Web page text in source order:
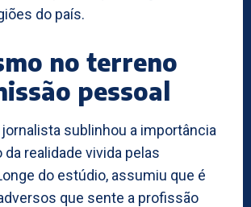
do país.
no terreno
pessoal
jornalista sublinhou a importância
realidade vivida pelas
do estúdio, assumiu que é
que sente a profissão